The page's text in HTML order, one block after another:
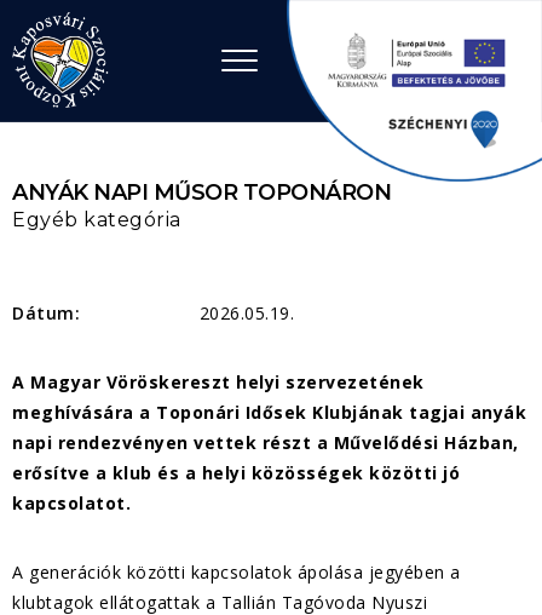
Ugrás a tartalomhoz
ANYÁK NAPI MŰSOR TOPONÁRON
Egyéb kategória
Dátum: 2026.05.19.
A Magyar Vöröskereszt helyi szervezetének
meghívására a Toponári Idősek Klubjának tagjai anyák
napi rendezvényen vettek részt a Művelődési Házban,
erősítve a klub és a helyi közösségek közötti jó
kapcsolatot.
A generációk közötti kapcsolatok ápolása jegyében a
klubtagok ellátogattak a Tallián Tagóvoda Nyuszi